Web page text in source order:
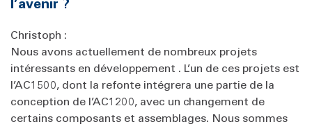
Christoph :
Nous avons actuellement de nombreux projets
intéressants en développement . L’un de ces projets est
l’AC1500, dont la refonte intégrera une partie de la
conception de l’AC1200, avec un changement de
certains composants et assemblages. Nous sommes